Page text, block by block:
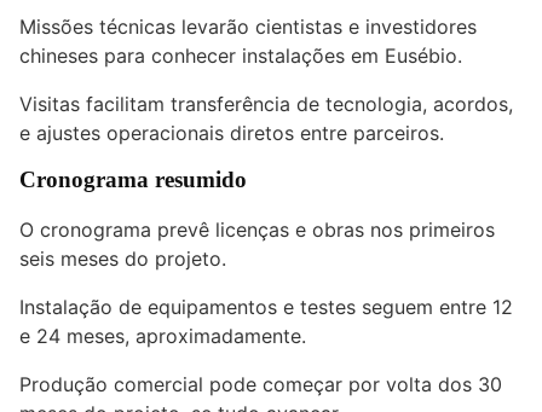
Missões técnicas levarão cientistas e investidores
chineses para conhecer instalações em Eusébio.
Visitas facilitam transferência de tecnologia, acordos,
e ajustes operacionais diretos entre parceiros.
Cronograma resumido
O cronograma prevê licenças e obras nos primeiros
seis meses do projeto.
Instalação de equipamentos e testes seguem entre 12
e 24 meses, aproximadamente.
Produção comercial pode começar por volta dos 30